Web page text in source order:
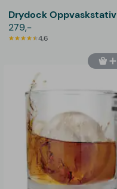
Drydock Oppvaskstativ
279,-
4,6